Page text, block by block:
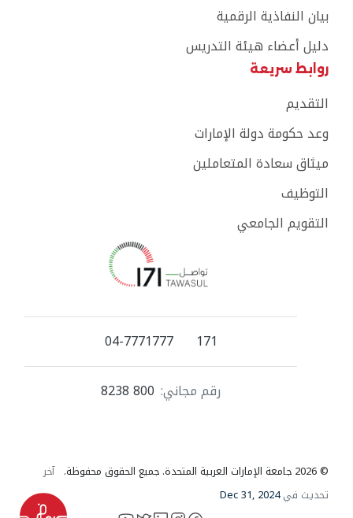
بيان النفاذية الرقمية
دليل أعضاء هيئة التدريس
روابط سريعة
التقديم
وعد حكومة دولة الإمارات
ميثاق سعادة المتعاملين
التوظيف
التقويم الجامعي
171
04-7771777
رقم مجاني: 800 8238
© 2026 جامعة الإمارات العربية المتحدة. جميع الحقوق محفوظة.
آخر
تحديث فيDec 31, 2024